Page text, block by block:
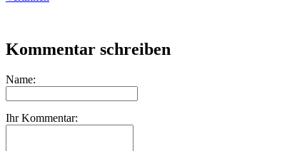
Kommentar schreiben
Name:
Ihr Kommentar: